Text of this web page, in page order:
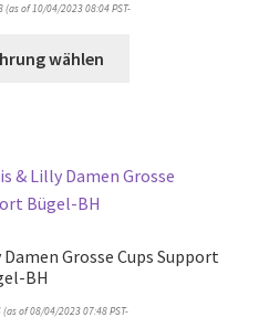
(as of 10/04/2023 08:04 PST-
wählen
Grosse Cups Support
BH
(as of 08/04/2023 07:48 PST-